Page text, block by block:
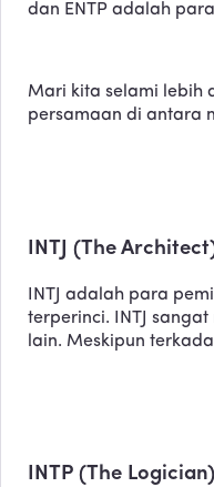
dan ENTP adalah
Mari kita selami lebih
persamaan di antara
INTJ (The
INTJ adalah para
terperinci. INTJ
lain. Meskipun
INTP (The